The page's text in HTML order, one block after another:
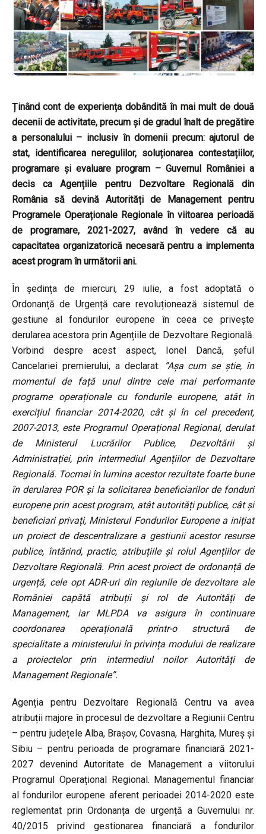
Ținând cont de experiența dobândită în mai mult de două
decenii de activitate, precum și de gradul înalt de pregătire
a personalului – inclusiv în domenii precum: ajutorul de
stat, identificarea neregulilor, soluționarea contestațiilor,
programare și evaluare program – Guvernul României a
decis ca Agențiile pentru Dezvoltare Regională din
România să devină Autorități de Management pentru
Programele Operaționale Regionale în viitoarea perioadă
de programare, 2021-2027, având în vedere că au
capacitatea organizatorică necesară pentru a implementa
acest program în următorii ani.
În ședința de miercuri, 29 iulie, a fost adoptată o
Ordonanță de Urgență care revoluționează sistemul de
gestiune al fondurilor europene în ceea ce privește
derularea acestora prin Agențiile de Dezvoltare Regională.
Vorbind despre acest aspect, Ionel Dancă, șeful
Cancelariei premierului, a declarat: ”Așa cum se știe, în
momentul de față unul dintre cele mai performante
programe operaționale cu fondurile europene, atât în
exercițiul financiar 2014-2020, cât și în cel precedent,
2007-2013, este Programul Operațional Regional, derulat
de Ministerul Lucrărilor Publice, Dezvoltării și
Administrației, prin intermediul Agențiilor de Dezvoltare
Regională. Tocmai în lumina acestor rezultate foarte bune
în derularea POR și la solicitarea beneficiarilor de fonduri
europene prin acest program, atât autorități publice, cât și
beneficiari privați, Ministerul Fondurilor Europene a inițiat
un proiect de descentralizare a gestiunii acestor resurse
publice, întărind, practic, atribuțiile și rolul Agențiilor de
Dezvoltare Regională. Prin acest proiect de ordonanță de
urgență, cele opt ADR-uri din regiunile de dezvoltare ale
României capătă atribuții și rol de Autorități de
Management, iar MLPDA va asigura în continuare
coordonarea operațională printr-o structură de
specialitate a ministerului în privința modului de realizare
a proiectelor prin intermediul noilor Autorități de
Management Regionale”.
Agenția pentru Dezvoltare Regională Centru va avea
atribuții majore în procesul de dezvoltare a Regiunii Centru
– pentru județele Alba, Brașov, Covasna, Harghita, Mureș și
Sibiu – pentru perioada de programare financiară 2021-
2027 devenind Autoritate de Management a viitorului
Programul Operațional Regional. Managementul financiar
al fondurilor europene aferent perioadei 2014-2020 este
reglementat prin Ordonanța de urgență a Guvernului nr.
40/2015 privind gestionarea financiară a fondurilor